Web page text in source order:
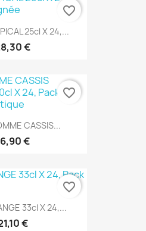
25cl X 24,...
€
favorite_border
CASSIS...
€
favorite_border
33cl X 24,...
€
favorite_border